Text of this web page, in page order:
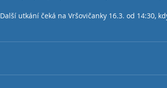
Další utkání čeká na Vršovičanky 16.3. od 14:30,